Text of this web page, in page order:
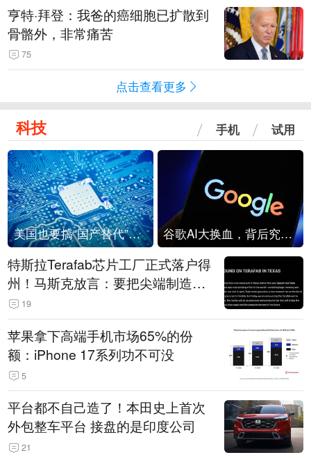
亨特·拜登：我爸的癌细胞已扩散到
骨骼外，非常痛苦
75
点击查看更多
科技 手机 试用
美国也要搞“国产替代”？先算清三笔账 谷歌AI大换血，背后究竟发生了什么？
特斯拉Terafab芯片工厂正式落户得
州！马斯克放言：要把尖端制造带
回美国
19
苹果拿下高端手机市场65%的份
额：iPhone 17系列功不可没
5
平台都不自己造了！本田史上首次
外包整车平台 接盘的是印度公司
21